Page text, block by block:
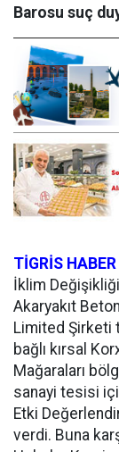
Barosu suç
TİGRİS HABER
İklim
Akaryakıt
Limited Şirketi
bağlı kırsal
Mağaraları
sanayi tesisi
Etki
verdi. Buna